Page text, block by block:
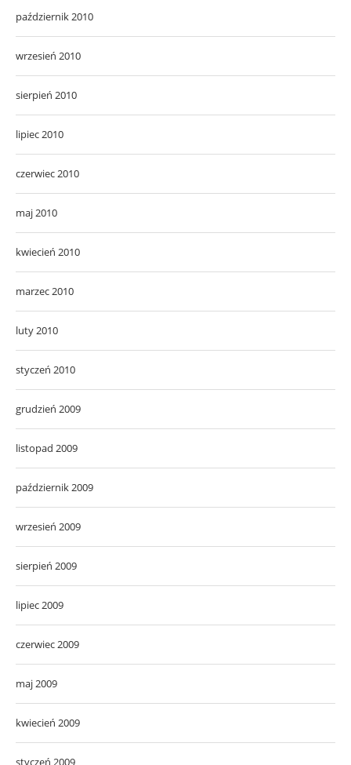
październik 2010
wrzesień 2010
sierpień 2010
lipiec 2010
czerwiec 2010
maj 2010
kwiecień 2010
marzec 2010
luty 2010
styczeń 2010
grudzień 2009
listopad 2009
październik 2009
wrzesień 2009
sierpień 2009
lipiec 2009
czerwiec 2009
maj 2009
kwiecień 2009
styczeń 2009